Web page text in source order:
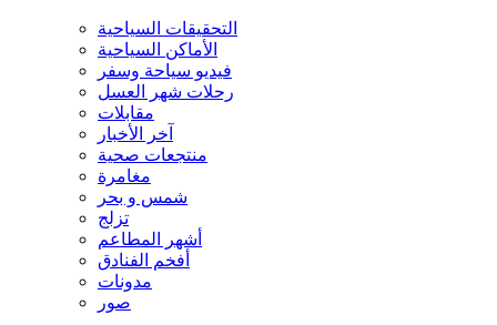
التحقيقات السياحية
الأماكن السياحية
فيديو سياحة وسفر
رحلات شهر العسل
مقابلات
آخر الأخبار
منتجعات صحية
مغامرة
شمس و بحر
تزلج
أشهر المطاعم
أفخم الفنادق
مدونات
صور